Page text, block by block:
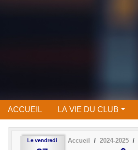
ACCUEIL LA VIE DU CLUB
Le vendredi Accueil 2024-2025